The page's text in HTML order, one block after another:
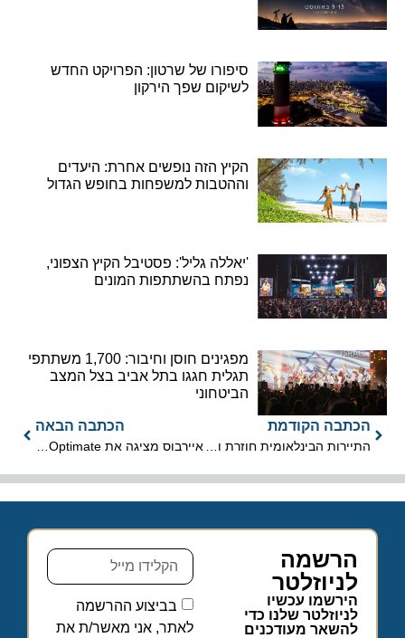
סיפורו של שרטון: הפרויקט החדש
לשיקום שפך הירקון
הקיץ הזה נופשים אחרת: היעדים
וההטבות למשפחות בחופש הגדול
'יאללה גליל': פסטיבל הקיץ הצפוני,
נפתח בהשתתפות המונים
מפגינים חוסן וחיבור: 1,700 משתתפי
תגלית חגגו בתל אביב בצל המצב
הביטחוני
הכתבה הקודמת
התיירות הבינלאומית חוזרת ובגדול: 97% מרמות טרום מגפת הקורונה
הכתבה הבאה
איירבוס מציגה את Optimate: תא טייס וירטואלי על גלגלים עבור A350
הרשמה
לניוזלטר
הירשמו עכשיו
לניוזלטר שלנו כדי
להשאר מעודכנים
בביצוע ההרשמה
לאתר, אני מאשר/ת את